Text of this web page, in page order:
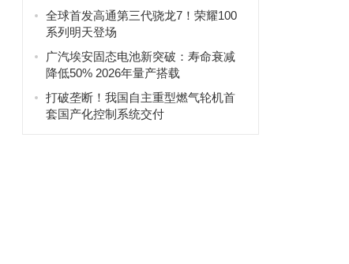
全球首发高通第三代骁龙7！荣耀100
系列明天登场
广汽埃安固态电池新突破：寿命衰减
降低50% 2026年量产搭载
打破垄断！我国自主重型燃气轮机首
套国产化控制系统交付